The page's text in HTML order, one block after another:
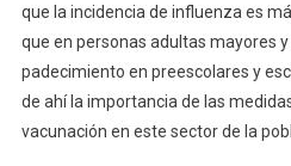
que la incidencia de influenza es
que en personas adultas mayores
padecimiento en preescolares y
de ahí la importancia de las
vacunación en este sector de la